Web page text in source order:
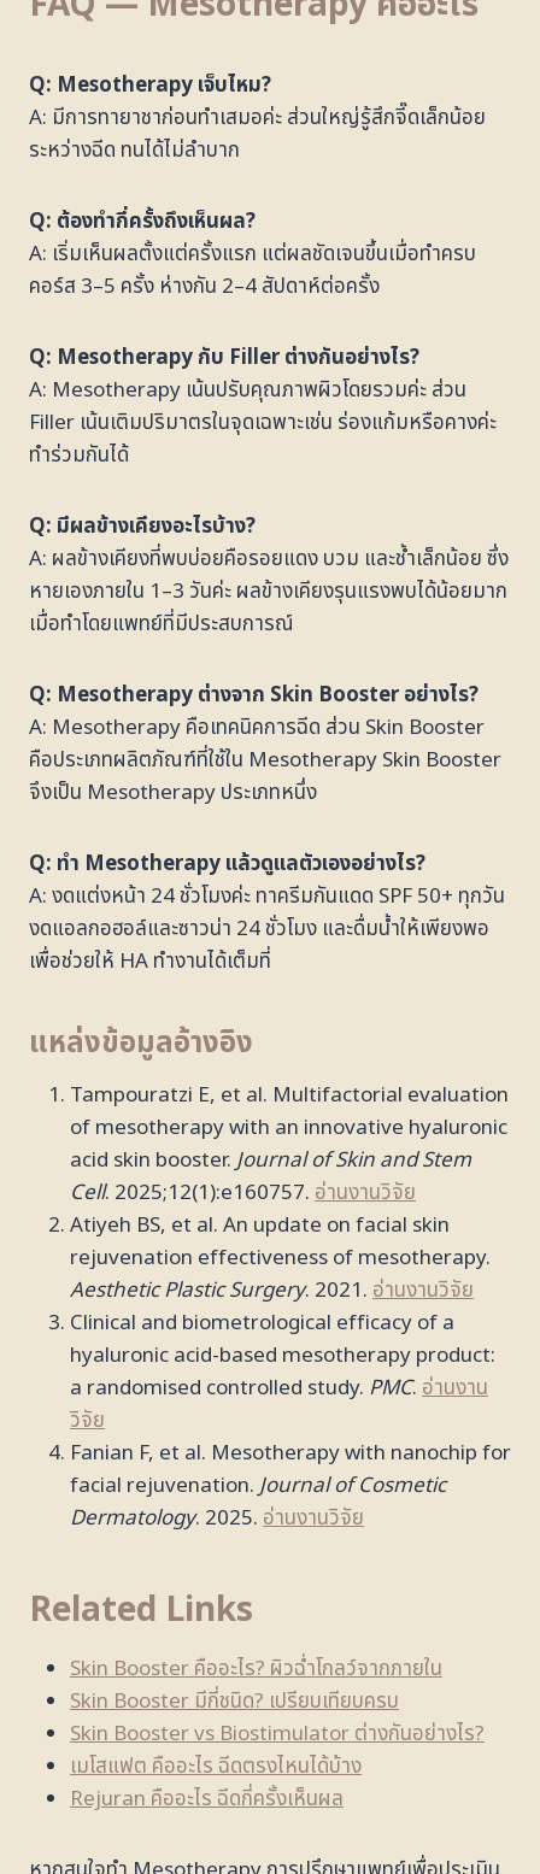
Q: Mesotherapy เจ็บไหม?
A: มีการทายาชาก่อนทำเสมอค่ะ ส่วนใหญ่รู้สึกจี๊ดเล็กน้อย
ระหว่างฉีด ทนได้ไม่ลำบาก
Q: ต้องทำกี่ครั้งถึงเห็นผล?
A: เริ่มเห็นผลตั้งแต่ครั้งแรก แต่ผลชัดเจนขึ้นเมื่อทำครบ
คอร์ส 3–5 ครั้ง ห่างกัน 2–4 สัปดาห์ต่อครั้ง
Q: Mesotherapy กับ Filler ต่างกันอย่างไร?
A: Mesotherapy เน้นปรับคุณภาพผิวโดยรวมค่ะ ส่วน
Filler เน้นเติมปริมาตรในจุดเฉพาะเช่น ร่องแก้มหรือคางค่ะ
ทำร่วมกันได้
Q: มีผลข้างเคียงอะไรบ้าง?
A: ผลข้างเคียงที่พบบ่อยคือรอยแดง บวม และช้ำเล็กน้อย ซึ่ง
หายเองภายใน 1–3 วันค่ะ ผลข้างเคียงรุนแรงพบได้น้อยมาก
เมื่อทำโดยแพทย์ที่มีประสบการณ์
Q: Mesotherapy ต่างจาก Skin Booster อย่างไร?
A: Mesotherapy คือเทคนิคการฉีด ส่วน Skin Booster
คือประเภทผลิตภัณฑ์ที่ใช้ใน Mesotherapy Skin Booster
จึงเป็น Mesotherapy ประเภทหนึ่ง
Q: ทำ Mesotherapy แล้วดูแลตัวเองอย่างไร?
A: งดแต่งหน้า 24 ชั่วโมงค่ะ ทาครีมกันแดด SPF 50+ ทุกวัน
งดแอลกอฮอล์และซาวน่า 24 ชั่วโมง และดื่มน้ำให้เพียงพอ
เพื่อช่วยให้ HA ทำงานได้เต็มที่
แหล่งข้อมูลอ้างอิง
Tampouratzi E, et al. Multifactorial evaluation
of mesotherapy with an innovative hyaluronic
acid skin booster.Journal of Skin and Stem
Cell. 2025;12(1):e160757.อ่านงานวิจัย
Atiyeh BS, et al. An update on facial skin
rejuvenation effectiveness of mesotherapy.
Aesthetic Plastic Surgery. 2021.อ่านงานวิจัย
Clinical and biometrological efficacy of a
hyaluronic acid-based mesotherapy product:
a randomised controlled study. PMC.อ่านงาน
วิจัย
Fanian F, et al. Mesotherapy with nanochip for
facial rejuvenation.Journal of Cosmetic
Dermatology. 2025.อ่านงานวิจัย
Related Links
Skin Booster คืออะไร? ผิวฉ่ำโกลว์จากภายใน
Skin Booster มีกี่ชนิด? เปรียบเทียบครบ
Skin Booster vs Biostimulator ต่างกันอย่างไร?
เมโสแฟต คืออะไร ฉีดตรงไหนได้บ้าง
Rejuran คืออะไร ฉีดกี่ครั้งเห็นผล